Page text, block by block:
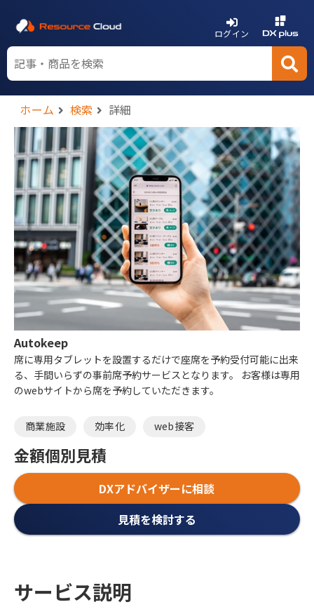
ログイン
ホーム 検索 詳細
Autokeep
席に専用タブレットを設置するだけで座席を予約受付可能に出来
る、手間いらずの事前席予約サービスとなります。 お客様は専用
のwebサイトから席を予約していただきます。
商業施設 効率化 web接客
金額個別見積
DXアドバイザーに相談
見積を検討する
サービス説明